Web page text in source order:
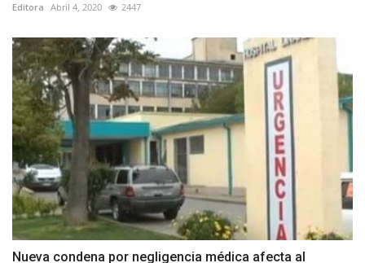
Editora Abril 4, 2020 2447
Nueva condena por negligencia médica afecta al